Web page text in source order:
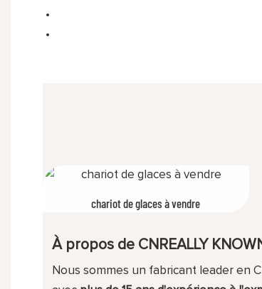
chariot de glaces à vendre
À propos de CNREALLY
Nous sommes un fabricant leader en